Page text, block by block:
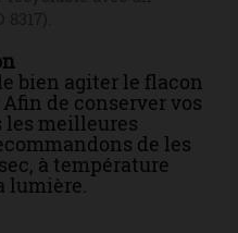
bien agiter le flacon
de conserver vos
meilleures
de les
à température
lumière.